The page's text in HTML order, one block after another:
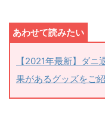
【2021年最新】ダ
果があるグッズをご紹